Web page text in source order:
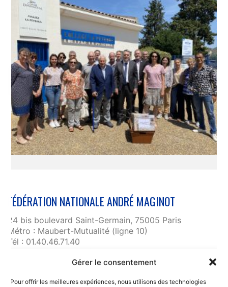
Gérer le consentement
Pour offrir les meilleures expériences, nous utilisons des technologies
FÉDÉRATION NATIONALE ANDRÉ MAGINOT
24 bis boulevard Saint-Germain, 75005 Paris
Métro : Maubert-Mutualité (ligne 10)
Tél : 01.40.46.71.40
fnam@maginot.asso.fr
Liens utiles